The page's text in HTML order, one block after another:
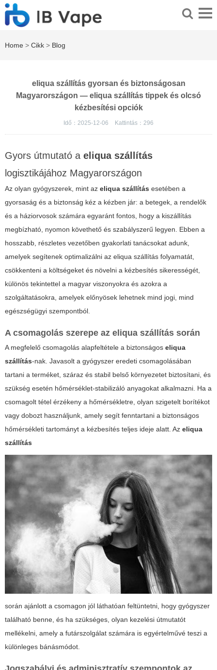
Home > Cikk > Blog
eliqua szállítás gyorsan és biztonságosan
Magyarországon — eliqua szállítás tippek és olcsó
kézbesítési opciók
Idő：2025-12-06 Kattintás： 296
Gyors útmutató a eliqua szállítás
logisztikájához Magyarországon
Az olyan gyógyszerek, mint az eliqua szállítás esetében a
gyorsaság és a biztonság kéz a kézben jár: a betegek, a rendelők
és a háziorvosok számára egyaránt fontos, hogy a kiszállítás
megbízható, nyomon követhető és szabályszerű legyen. Ebben a
hosszabb, részletes vezetőben gyakorlati tanácsokat adunk,
amelyek segítenek optimalizálni az eliqua szállítás folyamatát,
csökkenteni a költségeket és növelni a kézbesítés sikerességét,
különös tekintettel a magyar viszonyokra és azokra a
szolgáltatásokra, amelyek előnyösek lehetnek mind jogi, mind
egészségügyi szempontból.
A csomagolás szerepe az eliqua szállítás során
A megfelelő csomagolás alapfeltétele a biztonságos eliqua
szállítás-nak. Javasolt a gyógyszer eredeti csomagolásában
tartani a terméket, száraz és stabil belső környezetet biztosítani, és
szükség esetén hőmérséklet-stabilizáló anyagokat alkalmazni. Ha a
csomagolt tétel érzékeny a hőmérsékletre, olyan szigetelt borítékot
vagy dobozt használjunk, amely segít fenntartani a biztonságos
hőmérsékleti tartományt a kézbesítés teljes ideje alatt. Az eliqua
szállítás
során ajánlott a csomagon jól láthatóan feltüntetni, hogy gyógyszer
található benne, és ha szükséges, olyan kezelési útmutatót
mellékelni, amely a futárszolgálat számára is egyértelművé teszi a
különleges bánásmódot.